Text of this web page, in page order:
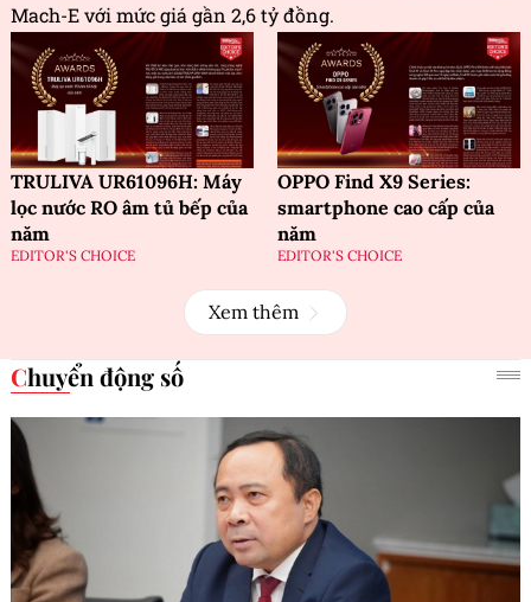
Mach-E với mức giá gần 2,6 tỷ đồng.
TRULIVA UR61096H: Máy
lọc nước RO âm tủ bếp của
năm
EDITOR'S CHOICE
OPPO Find X9 Series:
smartphone cao cấp của
năm
EDITOR'S CHOICE
Xem thêm
Chuyển động số